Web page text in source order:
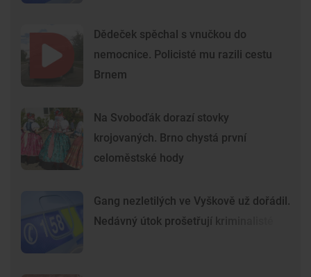
Dědeček spěchal s vnučkou do
nemocnice. Policisté mu razili cestu
Brnem
Na Svoboďák dorazí stovky
krojovaných. Brno chystá první
celoměstské hody
Gang nezletilých ve Vyškově už dořádil.
Nedávný útok prošetřují kriminalisté